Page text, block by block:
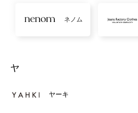
ネノム
ヤ
ヤーキ